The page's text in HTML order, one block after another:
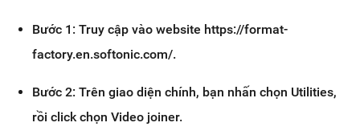
Bước 1: Truy cập vào website https://format-
factory.en.softonic.com/.
Bước 2: Trên giao diện chính, bạn nhấn chọn Utilities,
rồi click chọn Video joiner.